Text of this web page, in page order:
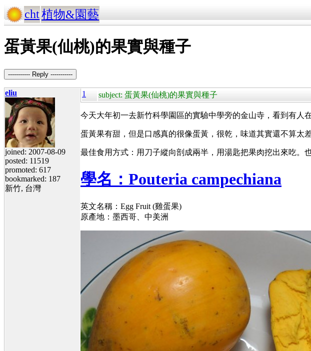
cht植物&園藝
蛋黃果(仙桃)的果實與種子
----------- Reply -----------
eliu
joined: 2007-08-09
posted: 11519
promoted: 617
bookmarked: 187
新竹, 台灣
1 subject: 蛋黃果(仙桃)的果實與種子
今天大年初一去新竹科學園區的實驗中學旁的金山寺，看到有人
蛋黃果有甜，但是口感真的很像蛋黃，很乾，味道其實還不算太
最佳食用方式：用刀子縱向剖成兩半，用湯匙把果肉挖出來吃。
學名：Pouteria campechiana
英文名稱：Egg Fruit (雞蛋果)
原產地：墨西哥、中美洲